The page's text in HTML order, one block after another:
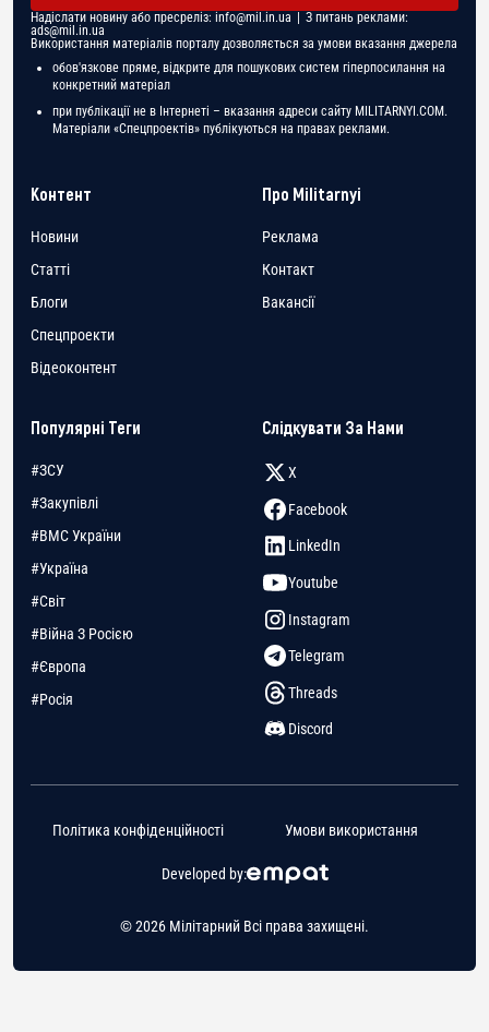
Надіслати новину або пресреліз: info@mil.in.ua | З питань реклами:
ads@mil.in.ua
Використання матеріалів порталу дозволяється за умови вказання джерела
обов'язкове пряме, відкрите для пошукових систем гіперпосилання на
конкретний матеріал
при публікації не в Інтернеті – вказання адреси сайту MILITARNYI.COM.
Матеріали «Спецпроектів» публікуються на правах реклами.
Контент
Новини
Статті
Блоги
Спецпроекти
Відеоконтент
Про Militarnyi
Реклама
Контакт
Вакансії
Популярні Теги
#ЗСУ
#Закупівлі
#ВМС України
#Україна
#Світ
#Війна З Росією
#Європа
#Росія
Слідкувати За Нами
X
Facebook
LinkedIn
Youtube
Instagram
Telegram
Threads
Discord
© 2026 Мілітарний Всі права захищені.
Developed by:
Політика конфіденційності Умови використання